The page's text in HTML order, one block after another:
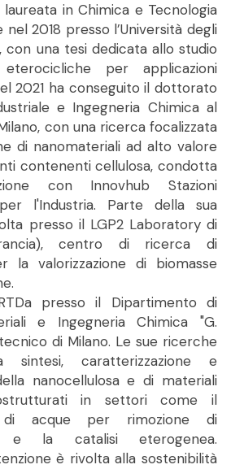
laureata in Chimica e Tecnologia
2018 presso l’Università degli
con una tesi dedicata allo studio
per applicazioni
2021 ha conseguito il dottorato
e Ingegneria Chimica al
con una ricerca focalizzata
di nanomateriali ad alto valore
contenenti cellulosa, condotta
con Innovhub Stazioni
l'Industria. Parte della sua
presso il LGP2 Laboratory di
centro di ricerca di
la valorizzazione di biomasse
presso il Dipartimento di
e Ingegneria Chimica "G.
di Milano. Le sue ricerche
sintesi, caratterizzazione e
nanocellulosa e di materiali
in settori come il
di acque per rimozione di
e la catalisi eterogenea.
è rivolta alla sostenibilità